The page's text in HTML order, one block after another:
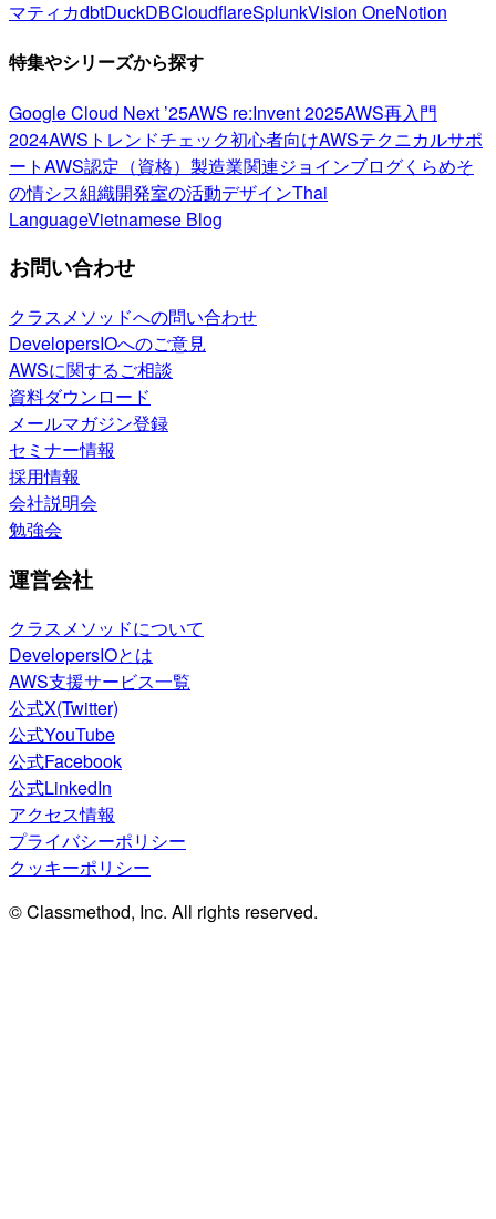
マティカdbtDuckDBCloudflareSplunkVision OneNotion
特集やシリーズから探す
Google Cloud Next ’25AWS re:Invent 2025AWS再入門
2024AWSトレンドチェック初心者向けAWSテクニカルサポ
ートAWS認定（資格） 製造業関連ジョインブログくらめそ
の情シス組織開発室の活動デザインThai
LanguageVietnamese Blog
お問い合わせ
クラスメソッドへの問い合わせ
DevelopersIOへのご意見
AWSに関するご相談
資料ダウンロード
メールマガジン登録
セミナー情報
採用情報
会社説明会
勉強会
運営会社
クラスメソッドについて
DevelopersIOとは
AWS支援サービス一覧
公式X(Twitter)
公式YouTube
公式Facebook
公式LinkedIn
アクセス情報
プライバシーポリシー
クッキーポリシー
© Classmethod, Inc. All rights reserved.